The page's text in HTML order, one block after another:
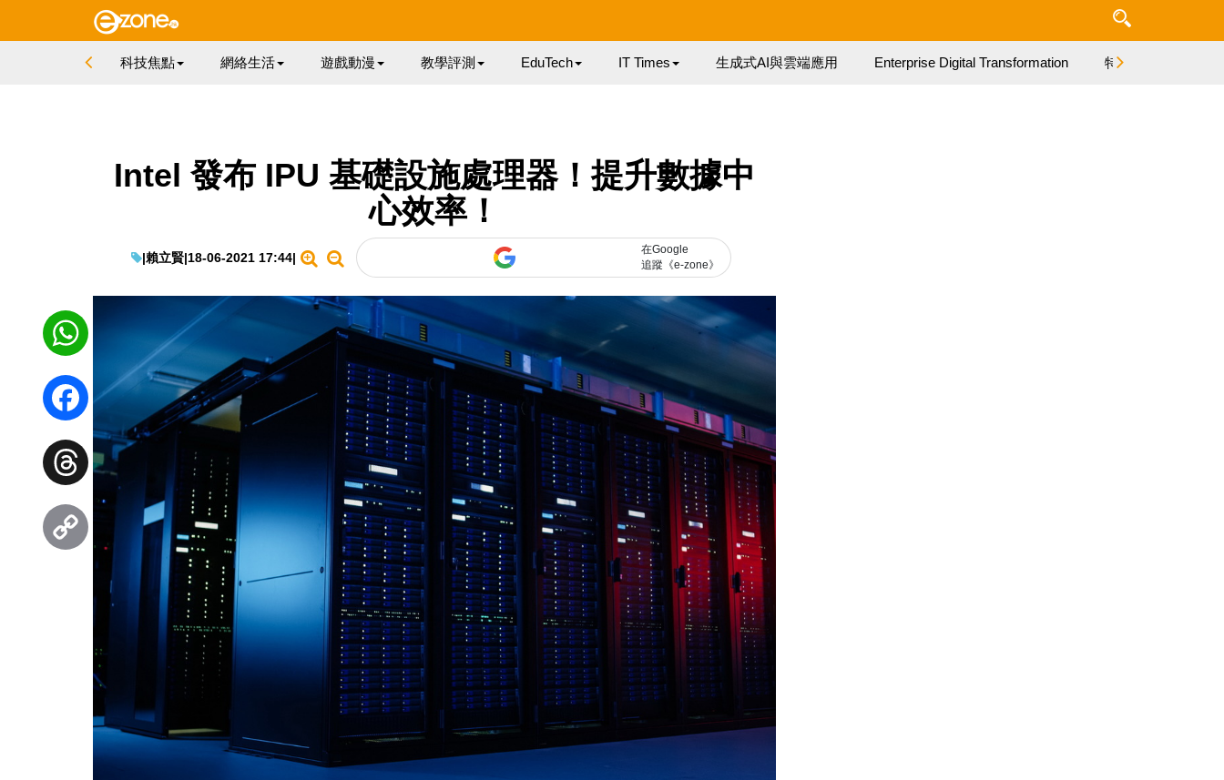
科技焦點 網絡生活 遊戲動漫 教學評測 EduTech IT Times 生成式AI與雲端應用 Enterprise Digital Transformation 特集
Intel 發布 IPU 基礎設施處理器！提升數據中
心效率！
|賴立賢|18-06-2021 17:44|
在Google
追蹤《e-zone》
WhatsApp
Facebook
Threads